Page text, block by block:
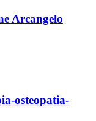
Arcangelo
osteopatia-